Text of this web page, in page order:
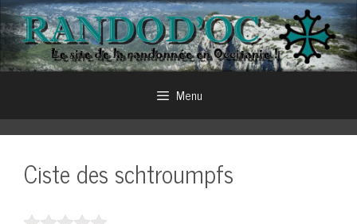
Aller
au
contenu
Menu
Ciste des schtroumpfs